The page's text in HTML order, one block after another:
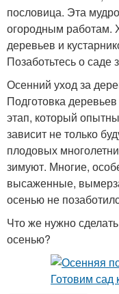
пословица. Эта
огородным работам.
деревьев и
Позаботьтесь о саде
Осенний уход за
Подготовка
этап, который
зависит не только
плодовых
зимуют. Многие,
высаженные,
осенью не
Что же нужно
осенью?